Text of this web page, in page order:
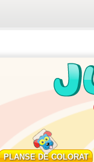
PLANSE DE COLORAT